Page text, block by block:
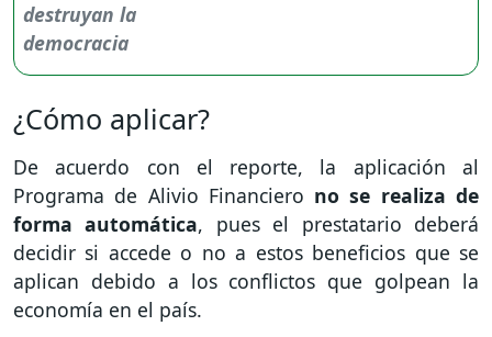
¿Cómo aplicar?
De acuerdo con el reporte, la aplicación al
Programa de Alivio Financiero no se realiza de
forma automática, pues el prestatario deberá
decidir si accede o no a estos beneficios que se
aplican debido a los conflictos que golpean la
economía en el país.